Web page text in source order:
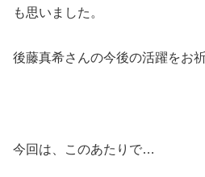
も思いました。
後藤真希さんの今後の活躍をお
今回は、このあたりで…